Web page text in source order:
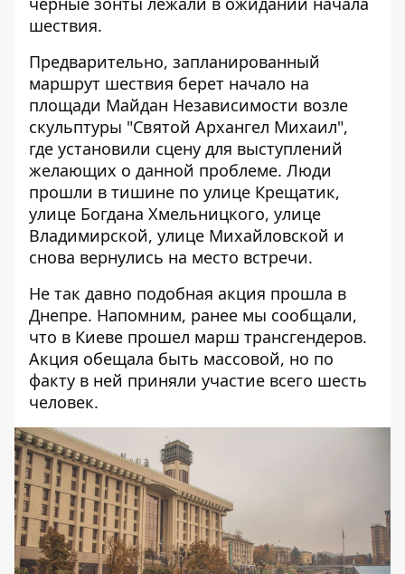
шествия.
Предварительно, запланированный
маршрут шествия берет начало на
площади Майдан Независимости возле
скульптуры "Святой Архангел Михаил",
где установили сцену для выступлений
желающих о данной проблеме. Люди
прошли в тишине по улице Крещатик,
улице Богдана Хмельницкого, улице
Владимирской, улице Михайловской и
снова вернулись на место встречи.
Не так давно подобная акция прошла в
Днепре. Напомним, ранее мы сообщали,
что в Киеве прошел марш трансгендеров.
Акция обещала быть массовой, но по
факту в ней приняли участие всего шесть
человек.